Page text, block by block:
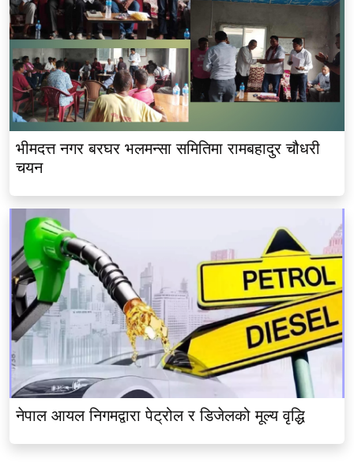
भीमदत्त नगर बरघर भलमन्सा समितिमा रामबहादुर चौधरी
चयन
नेपाल आयल निगमद्वारा पेट्रोल र डिजेलको मूल्य वृद्धि